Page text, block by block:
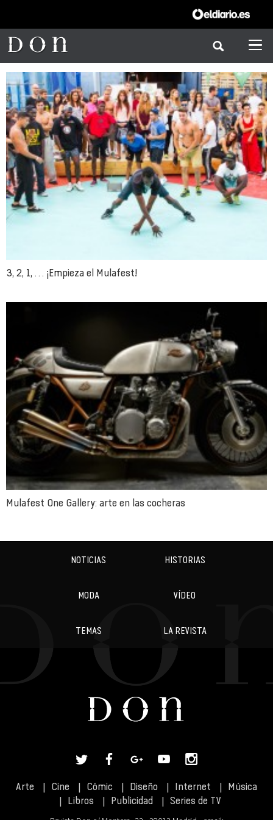
3, 2, 1, … ¡Empieza el Mulafest!
Mulafest One Gallery: arte en las cocheras
NOTICIAS HISTORIAS
MODA VÍDEO
TEMAS LA REVISTA
Arte Cine Cómic Diseño Internet
Música
Libros
Publicidad Series de TV